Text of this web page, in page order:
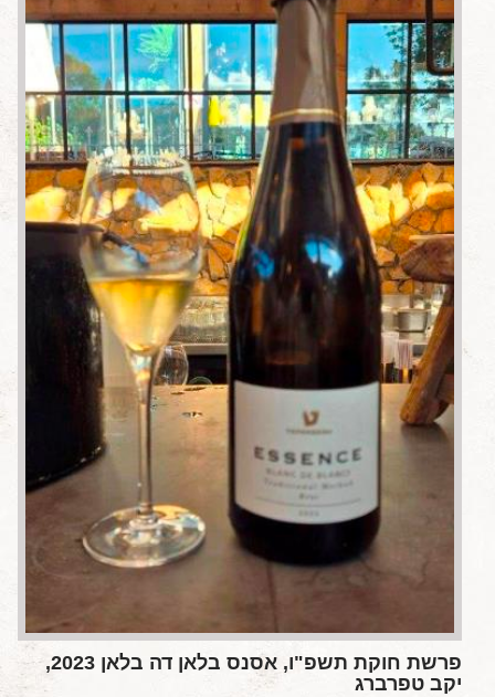
פרשת חוקת תשפ"ו, אסנס בלאן דה בלאן 2023,
יקב טפרברג